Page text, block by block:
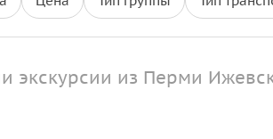
экскурсии из Перми